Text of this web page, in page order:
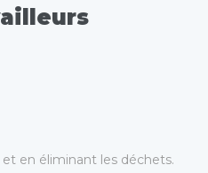
en éliminant les déchets.